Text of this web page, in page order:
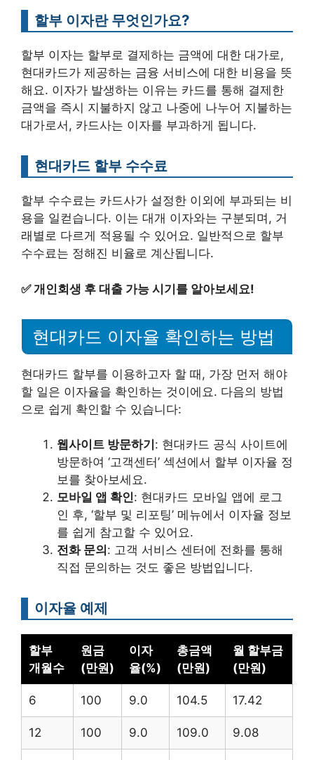
할부 이자란 무엇인가요?
할부 이자는 할부로 결제하는 금액에 대한 대가로,
현대카드가 제공하는 금융 서비스에 대한 비용을 뜻
해요. 이자가 발생하는 이유는 카드를 통해 결제한
금액을 즉시 지불하지 않고 나중에 나누어 지불하는
대가로서, 카드사는 이자를 부과하게 됩니다.
현대카드 할부 수수료
할부 수수료는 카드사가 설정한 이외에 부과되는 비
용을 일컫습니다. 이는 대개 이자와는 구분되며, 거
래별로 다르게 적용될 수 있어요. 일반적으로 할부
수수료는 정해진 비율로 계산됩니다.
✅개인회생 후 대출 가능 시기를 알아보세요!
현대카드 이자율 확인하는 방법
현대카드 할부를 이용하고자 할 때, 가장 먼저 해야
할 일은 이자율을 확인하는 것이에요. 다음의 방법
으로 쉽게 확인할 수 있습니다:
웹사이트 방문하기 : 현대카드 공식 사이트에
방문하여 ‘고객센터’ 섹션에서 할부 이자율 정
보를 찾아보세요.
모바일 앱 확인: 현대카드 모바일 앱에 로그
인 후, ‘할부 및 리포팅’ 메뉴에서 이자율 정보
를 쉽게 참고할 수 있어요.
전화 문의 : 고객 서비스 센터에 전화를 통해
직접 문의하는 것도 좋은 방법입니다.
이자율 예제
할부
개월수
원금
(만원)
이자
율(%)
총금액
(만원)
월 할부금
(만원)
6 100 9.0 104.5 17.42
12 100 9.0 109.0 9.08